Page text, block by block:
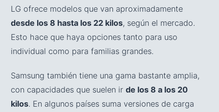
LG ofrece modelos que van aproximadamente
desde los 8 hasta los 22 kilos, según el mercado.
Esto hace que haya opciones tanto para uso
individual como para familias grandes.
Samsung también tiene una gama bastante amplia,
con capacidades que suelen ir de los 8 a los 20
kilos. En algunos países suma versiones de carga